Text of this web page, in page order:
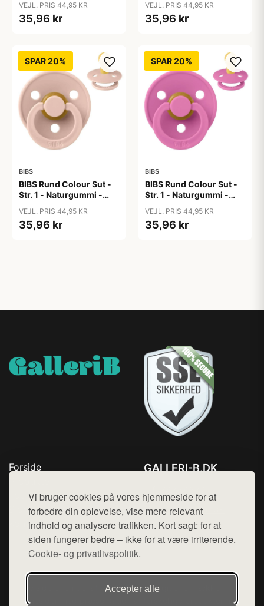
Vi bruger cookies på vores hjemmeside for at
forbedre din oplevelse, vise mere relevant
indhold og analysere trafikken. Kort sagt: for at
siden fungerer bedre – ikke for at være irriterende.
Cookie- og privatlivspolitik.
Accepter alle
VEJL. PRIS 44,95 KR
35,96 kr
VEJL. PRIS 44,95 KR
35,96 kr
SPAR 20%
BIBS
BIBS Rund Colour Sut -
Str. 1 - Naturgummi -
VEJL. PRIS 44,95 KR
35,96 kr
SPAR 20%
BIBS
BIBS Rund Colour Sut -
Str. 1 - Naturgummi -
VEJL. PRIS 44,95 KR
35,96 kr
Forside
Top Rabatter
Blog
Kontakt
GALLERI-B.DK
Mail: hej@want.dk
Cookie- og privatlivspolitik
Denne side er en del af want.dk, der udgiver en række
hjemmesider med præsentation af forskellige produkter fra